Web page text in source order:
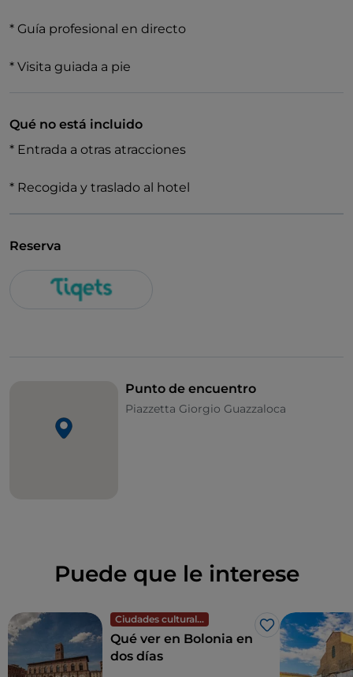
* Guía profesional en directo
* Visita guiada a pie
Qué no está incluido
* Entrada a otras atracciones
* Recogida y traslado al hotel
Reserva
Punto de encuentro
Piazzetta Giorgio Guazzaloca
Puede que le interese
Ciudades culturales
Me gusta
Qué ver en Bolonia en
dos días